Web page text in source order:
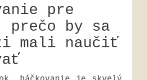
pre
prečo by sa
mali naučiť